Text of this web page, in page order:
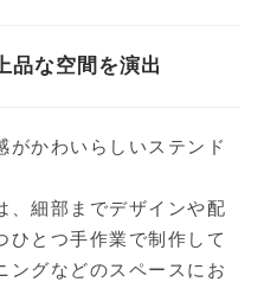
品な空間を演出
がかわいらしいステンド
、細部までデザインや配
ひとつ手作業で制作して
ングなどのスペースにお